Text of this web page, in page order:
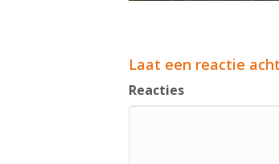
Laat een reactie
Reacties